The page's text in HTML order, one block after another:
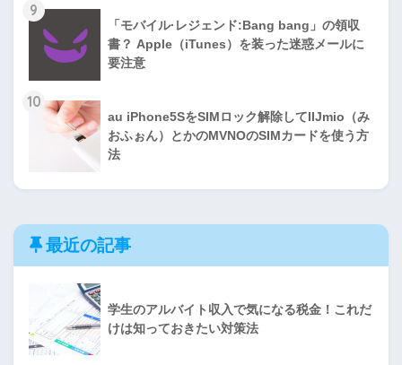
9
「モバイル·レジェンド:Bang bang」の領収
書？ Apple（iTunes）を装った迷惑メールに
要注意
10
au iPhone5SをSIMロック解除してIIJmio（み
おふぉん）とかのMVNOのSIMカードを使う方
法
最近の記事
学生のアルバイト収入で気になる税金！これだ
けは知っておきたい対策法